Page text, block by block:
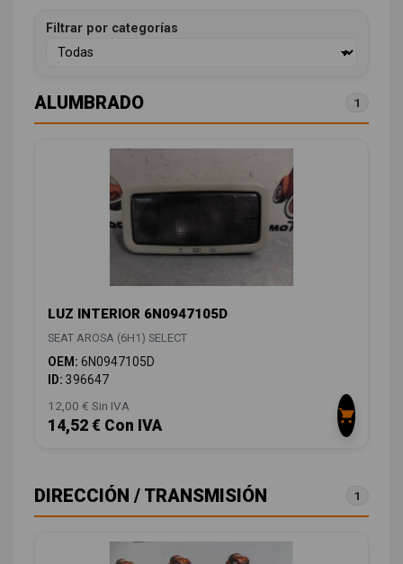
Filtrar por categorías
ALUMBRADO 1
LUZ INTERIOR 6N0947105D
SEAT AROSA (6H1) SELECT
OEM: 6N0947105D
ID: 396647
12,00 € Sin IVA
14,52 € Con IVA
DIRECCIÓN / TRANSMISIÓN 1